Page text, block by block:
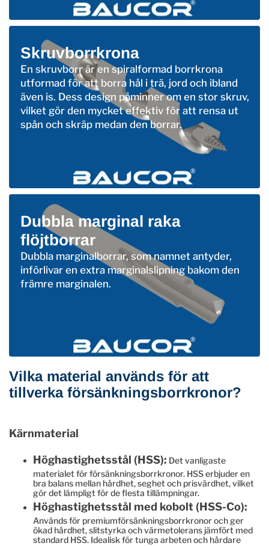
Skruvborrkrona
En skruvborr är en spiralformad borrkrona
utformad för att borra hål i trä, jord och ibland
även is. Dess design påminner om en stor skruv,
vilket gör den mycket effektiv för att rensa ut
spån och skräp medan den borrar.
Dubbla marginal raka
flöjtborrar
Dubbla marginalborrar, som namnet antyder,
införlivar en extra marginalslipning bakom den
främre marginalen.
Vilka material används för att
tillverka försänkningsborrkronor?
Kärnmaterial
Höghastighetsstål (HSS): Det vanligaste
materialet för försänkningsborrkronor. HSS erbjuder en
bra balans mellan hårdhet, seghet och prisvärdhet, vilket
gör det lämpligt för de flesta tillämpningar.
Höghastighetsstål med kobolt (HSS-Co):
Används för premiumförsänkningsborrkronor och ger
ökad hårdhet, slitstyrka och värmetolerans jämfört med
standard HSS. Idealisk för tunga arbeten och hårdare